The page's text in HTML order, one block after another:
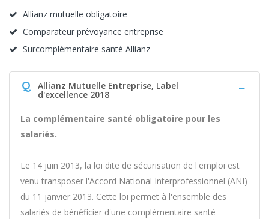
Allianz mutuelle obligatoire
Comparateur prévoyance entreprise
Surcomplémentaire santé Allianz
Q Allianz Mutuelle Entreprise, Label
d'excellence 2018
La complémentaire santé obligatoire pour les
salariés.
Le 14 juin 2013, la loi dite de sécurisation de l'emploi est
venu transposer l'Accord National Interprofessionnel (ANI)
du 11 janvier 2013. Cette loi permet à l'ensemble des
salariés de bénéficier d'une complémentaire santé